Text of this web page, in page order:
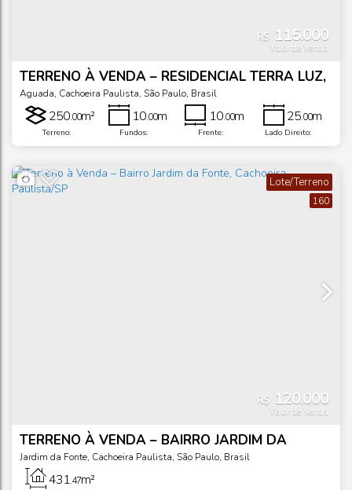
R$ 115.000
Valor de Venda
TERRENO À VENDA – RESIDENCIAL TERRA LUZ,
CACHOEIRA PAULISTA/SP
Aguada, Cachoeira Paulista, São Paulo, Brasil
Terreno:
250.00m²
Fundos:
10.00m
Frente:
10.00m
Lado Direito:
25.00m
Lado Esquerdo:
25 m
160
Lote/Terreno
R$ 120.000
Valor de Venda
TERRENO À VENDA – BAIRRO JARDIM DA
FONTE, CACHOEIRA PAULISTA/SP
Jardim da Fonte, Cachoeira Paulista, São Paulo, Brasil
431.47m²